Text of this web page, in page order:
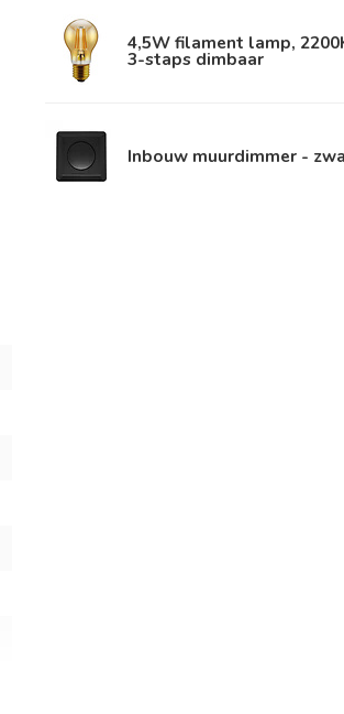
4,5W filament lamp,
3-staps dimbaar
Inbouw muurdimmer -